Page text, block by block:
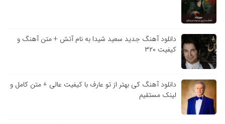
دانلود آهنگ جدید سعید شیدا به نام آتش + متن آهنگ و
کیفیت ۳۲۰
دانلود آهنگ کی بهتر از تو عارف با کیفیت عالی + متن کامل و
لینک مستقیم